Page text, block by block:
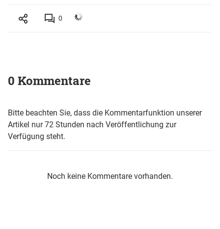
0
0 Kommentare
Bitte beachten Sie, dass die Kommentarfunktion unserer
Artikel nur 72 Stunden nach Veröffentlichung zur
Verfügung steht.
Noch keine Kommentare vorhanden.